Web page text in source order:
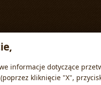
informacje dotyczące
kliknięcie "X",